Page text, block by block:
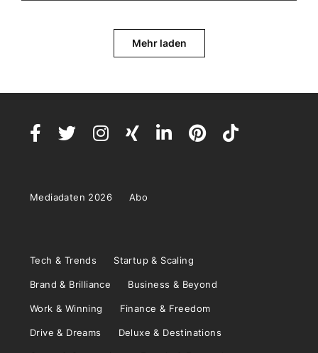
Mehr laden
Mediadaten 2026 Abo
Tech & Trends Startup & Scaling
Brand & Brilliance Business & Beyond
Work & Winning Finance & Freedom
Drive & Dreams Deluxe & Destinations